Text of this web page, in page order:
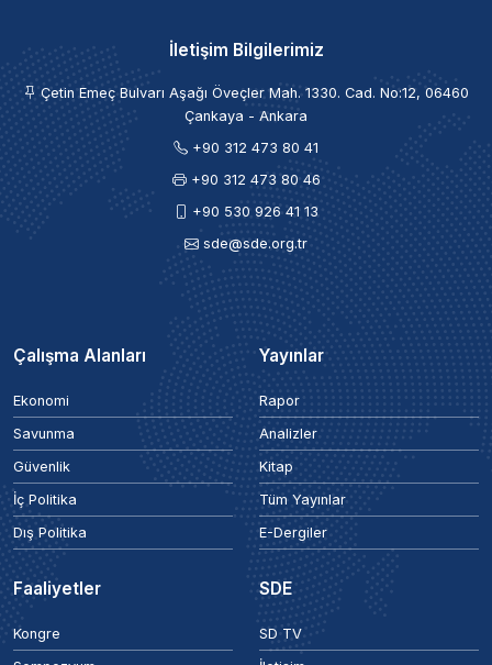
İletişim Bilgilerimiz
Çetin Emeç Bulvarı Aşağı Öveçler Mah. 1330. Cad. No:12, 06460
Çankaya - Ankara
+90 312 473 80 41
+90 312 473 80 46
+90 530 926 41 13
sde@sde.org.tr
Çalışma Alanları
Ekonomi
Savunma
Güvenlik
İç Politika
Dış Politika
Yayınlar
Rapor
Analizler
Kitap
Tüm Yayınlar
E-Dergiler
Faaliyetler
Kongre
SDE
SD TV